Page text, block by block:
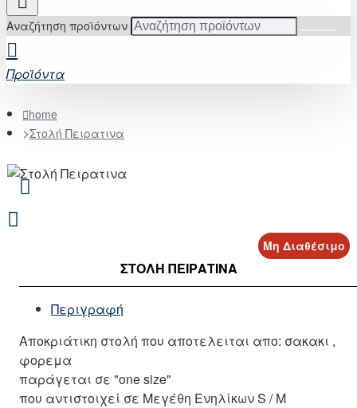
Αναζήτηση προϊόντων
Προϊόντα
home
Στολή Πειρατινα
Μη Διαθέσιμο
ΣΤΟΛΉ ΠΕΙΡΑΤΙΝΑ
Περιγραφή
Αποκριάτικη στολή που αποτελειται απο: σακακι ,
φορεμα
παράγεται σε "one size"
που αντιστοιχεί σε Μεγέθη Ενηλίκων S / M